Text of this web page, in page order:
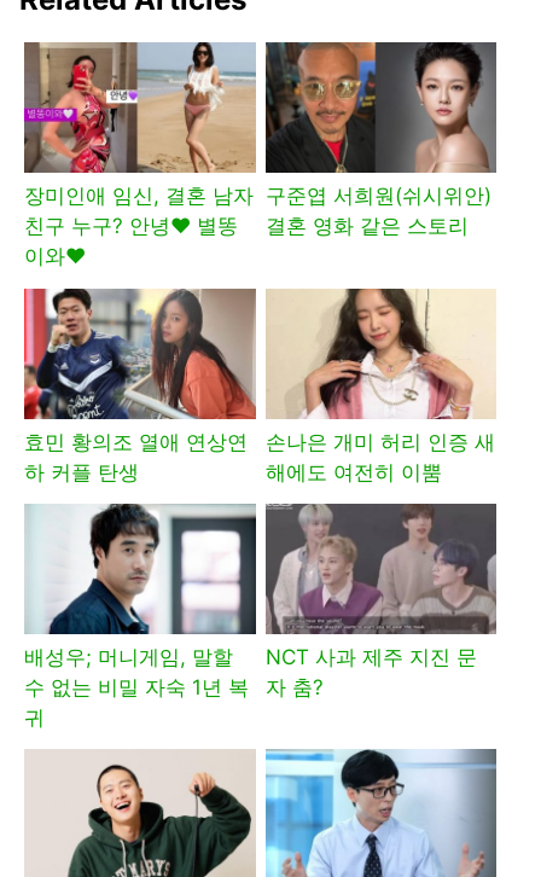
장미인애 임신, 결혼 남자
친구 누구? 안녕♥ 별똥
이와♥
구준엽 서희원(쉬시위안)
결혼 영화 같은 스토리
효민 황의조 열애 연상연
하 커플 탄생
손나은 개미 허리 인증 새
해에도 여전히 이뿜
배성우; 머니게임, 말할
수 없는 비밀 자숙 1년 복
귀
NCT 사과 제주 지진 문
자 춤?